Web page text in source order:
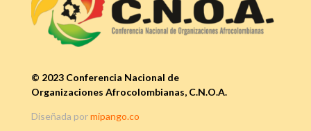
© 2023 Conferencia Nacional de
Organizaciones Afrocolombianas, C.N.O.A.
Diseñada pormipango.co